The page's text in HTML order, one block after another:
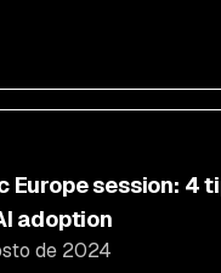
Europe session: 4
adoption
de 2024